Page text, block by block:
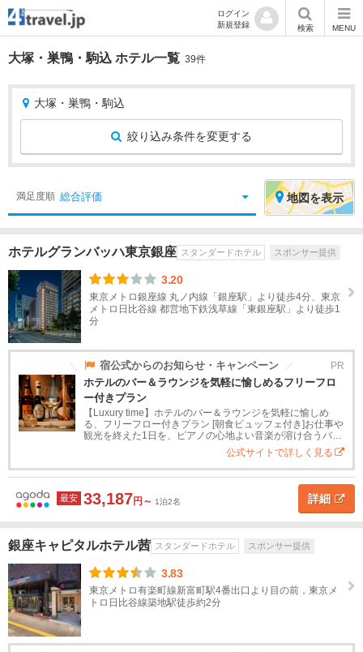
ログイン
新規登録
検索 MENU
大塚・巣鴨・駒込 ホテル一覧 39件
大塚・巣鴨・駒込
絞り込み条件を変更する
り
み
条
件
宿
泊
地
大
塚・
巣
鴨・
駒込
ホ
ル
タ
プ
タ
ン
ダ
ー
ド
級
ホ
テ
ル
館
級
旅
館
ン
シ
ョ
ン
宿
別
荘
リ
を
選
択
北
海
東
茨
栃
木
群
馬
満足度順 総合評価 地図を表示
ホテルグランバッハ東京銀座 スタンダードホテル スポンサー提供
3.20
東京メトロ銀座線 丸ノ内線「銀座駅」より徒歩4分、東京
メトロ日比谷線 都営地下鉄浅草線「東銀座駅」より徒歩1
分
宿公式からのお知らせ・キャンペーン PR
ホテルのバー＆ラウンジを気軽に愉しめるフリーフロ
ー付きプラン
【Luxury time】ホテルのバー＆ラウンジを気軽に愉しめ
る、フリーフロー付きプラン [朝食ビュッフェ付き]お仕事や
観光を終えた1日を、ピアノの心地よい音楽が溶け合うバー
＆ラウンジ"マグダレーナ"で、過ごされてみてはいかがでし
公式サイトで詳しく見る
最安 33,187円～ 1泊2名 詳細
銀座キャピタルホテル茜 スタンダードホテル スポンサー提供
3.83
東京メトロ有楽町線新富町駅4番出口より目の前，東京メ
トロ日比谷線築地駅徒歩約2分